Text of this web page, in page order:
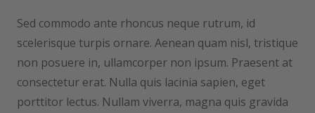
Sed commodo ante rhoncus neque rutrum, id
scelerisque turpis ornare. Aenean quam nisl, tristique
non posuere in, ullamcorper non ipsum. Praesent at
consectetur erat. Nulla quis lacinia sapien, eget
porttitor lectus. Nullam viverra, magna quis gravida